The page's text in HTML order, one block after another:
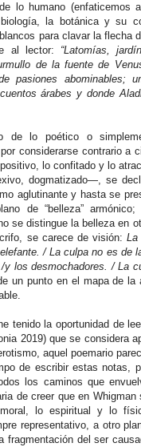
lo humano (enfaticemos
la botánica y su
para clavar la flecha
al lector: “Latomías,
de la fuente de
pasiones abominables;
árabes y donde
de lo poético o
considerarse contrario a
lo confitado y lo
dogmatizado—, se
aglutinante y hasta se
de “belleza”
se distingue la belleza en
se carece de visión:La
/ La culpa no es de
los desmochadores. / La
un punto en el mapa de la
tenido la oportunidad de
2019) que se considera
aquel poemario
de escribir estas notas,
los caminos que
de creer que en
lo espiritual y lo
representativo, a otro
fragmentación del ser